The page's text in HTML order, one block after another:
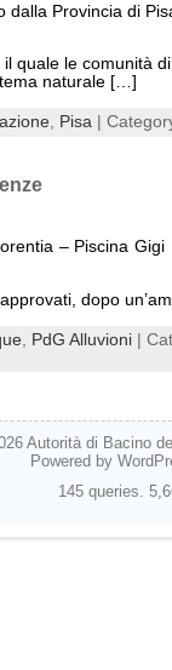
Provincia di
quale le
naturale […]
Pisa |
– Piscina
dopo
PdG Alluvioni|
Autorità di Bacino
Powered by
145 queries.